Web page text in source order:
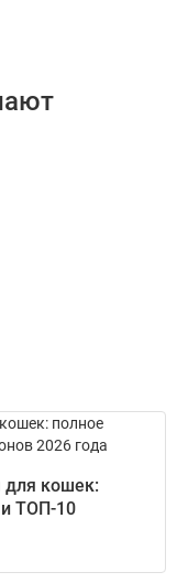
для кошек:
и ТОП-10